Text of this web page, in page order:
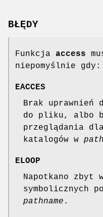
BŁĘDY
Funkcja access
niepomyślnie gdy:
EACCES
Brak uprawnień
do pliku, albo
przeglądania
katalogów w
ELOOP
Napotkano zbyt
symbolicznych
pathname .